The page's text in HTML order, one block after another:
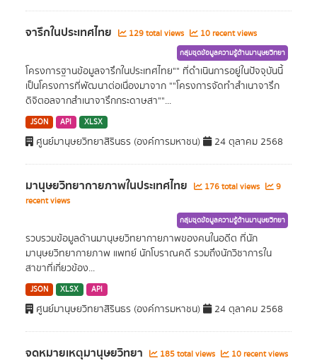
จารึกในประเทศไทย 129 total views 10 recent views
กลุ่มชุดข้อมูลความรู้ด้านมานุษยวิทยา
โครงการฐานข้อมูลจารึกในประเทศไทย"" ที่ดำเนินการอยู่ในปัจจุบันนี้
เป็นโครงการที่พัฒนาต่อเนื่องมาจาก ""โครงการจัดทำสำเนาจารึก
ดิจิตอลจากสำเนาจารึกกระดาษสา""...
JSON API XLSX
ศูนย์มานุษยวิทยาสิรินธร (องค์การมหาชน) 24 ตุลาคม 2568
มานุษยวิทยากายภาพในประเทศไทย 176 total views
9
recent views
กลุ่มชุดข้อมูลความรู้ด้านมานุษยวิทยา
รวบรวมข้อมูลด้านมานุษยวิทยากายภาพของคนในอดีต ที่นัก
มานุษยวิทยากายภาพ แพทย์ นักโบราณคดี รวมถึงนักวิชาการใน
สาขาที่เกี่ยวข้อง...
JSON XLSX API
ศูนย์มานุษยวิทยาสิรินธร (องค์การมหาชน) 24 ตุลาคม 2568
จดหมายเหตุมานุษยวิทยา 185 total views 10 recent views